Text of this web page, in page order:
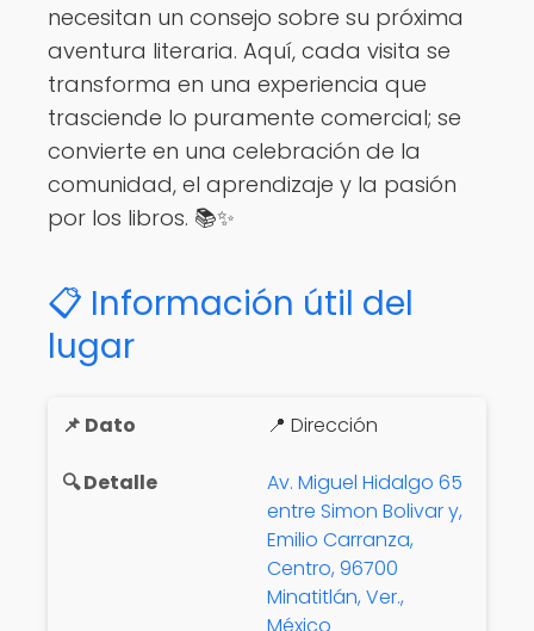
necesitan un consejo sobre su próxima
aventura literaria. Aquí, cada visita se
transforma en una experiencia que
trasciende lo puramente comercial; se
convierte en una celebración de la
comunidad, el aprendizaje y la pasión
por los libros. 📚✨
📋 Información útil del
lugar
📍 Dirección
Av. Miguel Hidalgo 65
entre Simon Bolivar y,
Emilio Carranza,
Centro, 96700
Minatitlán, Ver.,